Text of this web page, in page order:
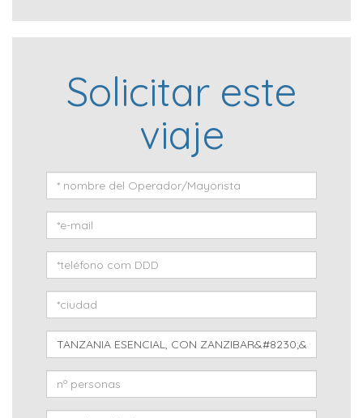
Solicitar este
viaje